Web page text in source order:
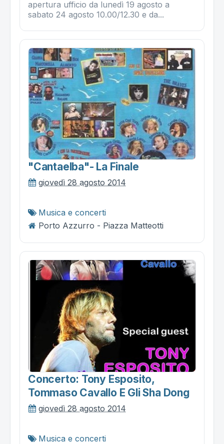
apertura ufficio da lunedì 19 agosto a
sabato 24 agosto 10.00/12.30 e da...
"cantaelba"- La Finale
giovedì 28 agosto 2014
Musica e concerti
Porto Azzurro - Piazza Matteotti
Concerto: Tony Esposito,
Tommaso Cavallo E Gli Sha Dong
giovedì 28 agosto 2014
Musica e concerti